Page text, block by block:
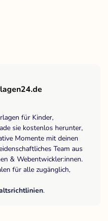
für Kinder,
sie kostenlos herunter,
Momente mit deinen
Team aus
& Webentwickler:innen.
für alle zugänglich,
.